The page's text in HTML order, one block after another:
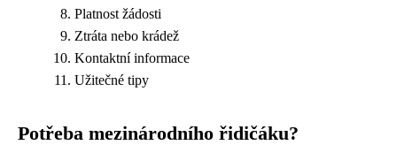
Platnost žádosti
Ztráta nebo krádež
Kontaktní informace
Užitečné tipy
Potřeba mezinárodního řidičáku?